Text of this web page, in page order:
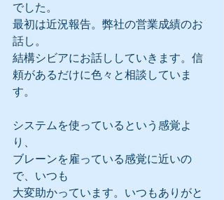
でした。
最初は近況報告。弊社の営業成績のお
話し。
結構シビアにお話ししていきます。信
頼があるだけに色々と相談していま
す。
システムを使っているという感覚よ
り、
ブレーンを雇っている感覚に近いの
で、いつも
大変助かっています。いつもありがと